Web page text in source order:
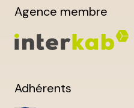
Agence membre
Adhérents